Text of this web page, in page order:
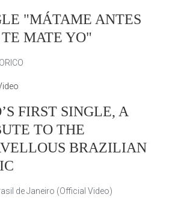
"MÁTAME ANTES
MATE YO"
FIRST SINGLE, A
TO THE
BRAZILIAN
de Janeiro (Official Video)